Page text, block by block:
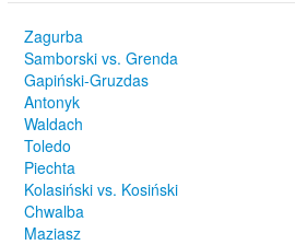
Zagurba
Samborski vs. Grenda
Gapiński-Gruzdas
Antonyk
Waldach
Toledo
Piechta
Kolasiński vs. Kosiński
Chwalba
Maziasz